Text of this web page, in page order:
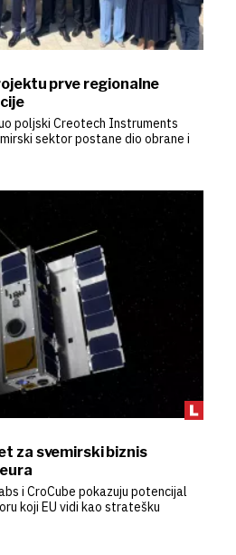
prve regionalne
poljski Creotech Instruments
sektor postane dio obrane i
za svemirski biznis
i CroCube pokazuju potencijal
koji EU vidi kao stratešku